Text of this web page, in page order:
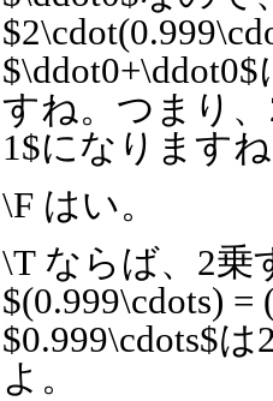
すね。つまり、
1$になります
\F はい。
\T ならば、2乗
$(0.999\cdots)
$0.999\cdots$
よ。